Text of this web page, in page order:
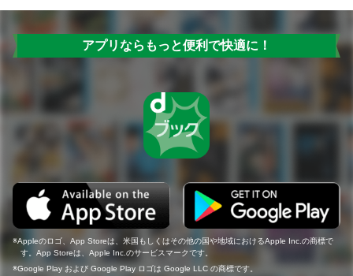
アプリならもっと便利で快適に！
Appleのロゴ、App Storeは、米国もしくはその他の国や地域におけるApple Inc.の商標で
す。App Storeは、Apple Inc.のサービスマークです。
Google Play および Google Play ロゴは Google LLC の商標です。